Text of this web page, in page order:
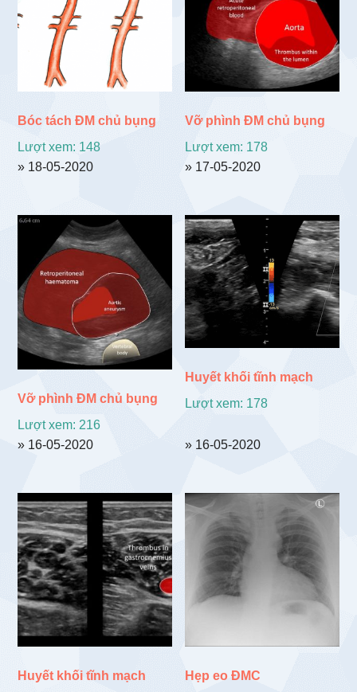
Bóc tách ĐM chủ bụng
Lượt xem: 148
» 18-05-2020
Vỡ phình ĐM chủ bụng
Lượt xem: 178
» 17-05-2020
Vỡ phình ĐM chủ bụng
Lượt xem: 216
» 16-05-2020
Huyết khối tĩnh mạch
Lượt xem: 178
» 16-05-2020
Huyết khối tĩnh mạch
Hẹp eo ĐMC